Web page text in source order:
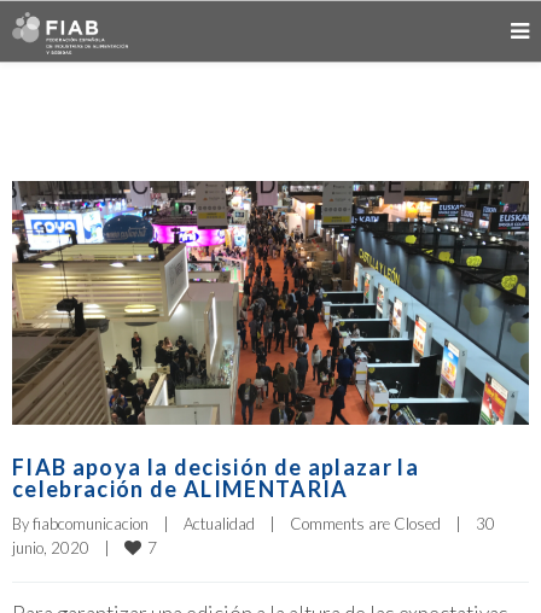
FIAB apoya la decisión de aplazar la
celebración de ALIMENTARIA
By fiabcomunicacion Actualidad Comments are Closed
30
junio, 2020
7